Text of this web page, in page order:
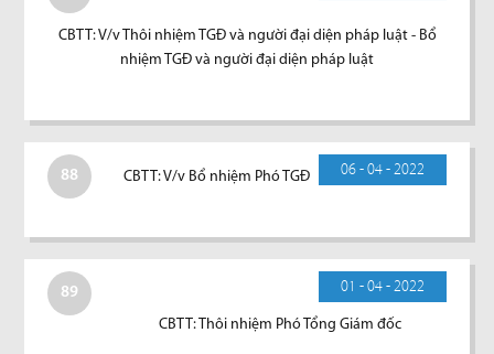
CBTT: V/v Thôi nhiệm TGĐ và người đại diện pháp luật - Bổ
nhiệm TGĐ và người đại diện pháp luật
88 06 - 04 - 2022
CBTT: V/v Bổ nhiệm Phó TGĐ
89 01 - 04 - 2022
CBTT: Thôi nhiệm Phó Tổng Giám đốc